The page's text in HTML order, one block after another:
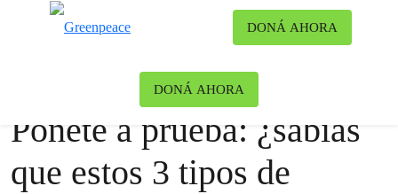
DONÁ AHORA
DONÁ AHORA
Contaminación
Ponete a prueba: ¿sabías
que estos 3 tipos de